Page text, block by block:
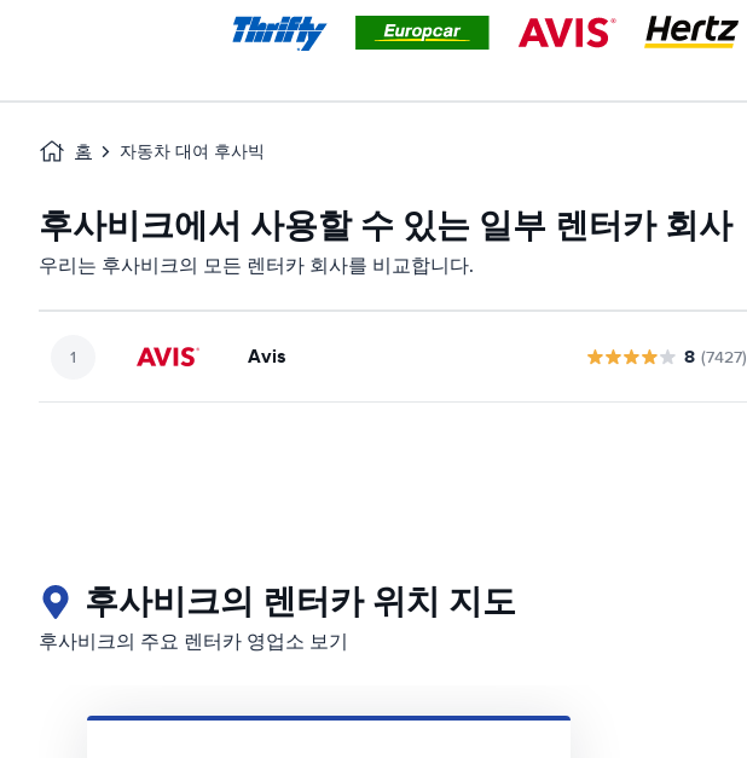
홈 자동차 대여 후사빅
후사비크에서 사용할 수 있는 일부 렌터카 회사
우리는 후사비크의 모든 렌터카 회사를 비교합니다.
Avis 8 (7427)
후사비크의 렌터카 위치 지도
후사비크의 주요 렌터카 영업소 보기